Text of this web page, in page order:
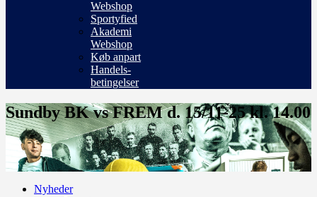
Webshop
Sportyfied
Akademi
Webshop
Køb anpart
Handels-
betingelser
Sundby BK vs FREM d. 15/11-25 kl. 14.00
Nyheder